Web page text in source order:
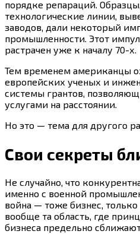
порядке репараций.
технологические линии,
заводов, дали некоторый
промышленности. Этот
растрачен уже к началу 70-х.
Тем временем американцы
европейских ученых и
системы грантов,
услугами на расстоянии.
Но это — тема для другого
Свои секреты
Не случайно, что
именно с военной
война — тоже бизнес,
вообще та область, где
бизнеса предельно